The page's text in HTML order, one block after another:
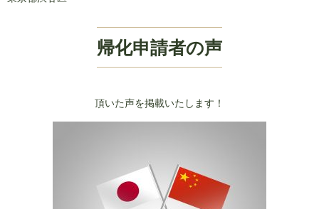
帰化申請者の声
頂いた声を掲載いたします！